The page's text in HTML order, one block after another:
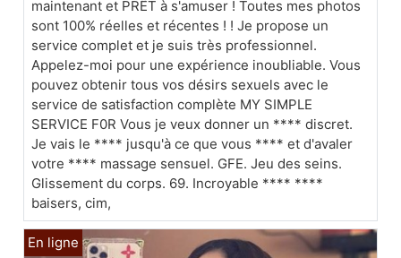
maintenant et PRÊT à s'amuser ! Toutes mes photos
sont 100% réelles et récentes ! ! Je propose un
service complet et je suis très professionnel.
Appelez-moi pour une expérience inoubliable. Vous
pouvez obtenir tous vos désirs sexuels avec le
service de satisfaction complète MY SIMPLE
SERVICE F0R Vous je veux donner un **** discret.
Je vais le **** jusqu'à ce que vous **** et d'avaler
votre **** massage sensuel. GFE. Jeu des seins.
Glissement du corps. 69. Incroyable **** ****